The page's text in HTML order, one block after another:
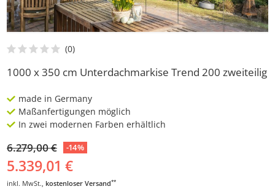
1000 x 350 cm Unterdachmarkise Trend 200 zweiteilig
made in Germany
Maßanfertigungen möglich
In zwei modernen Farben erhältlich
6.279,00 € -14%
5.339,01 €
inkl. MwSt., kostenloser Versand**